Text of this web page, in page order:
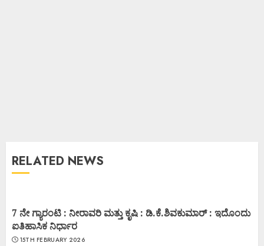
RELATED NEWS
7 ನೇ ಗ್ಯಾರಂಟಿ : ನೀರಾವರಿ ಮತ್ತು ಕೃಷಿ : ಡಿ.ಕೆ.ಶಿವಕುಮಾರ್ : ಇದೊಂದು
ಐತಿಹಾಸಿಕ ನಿರ್ಧಾರ
15TH FEBRUARY 2026